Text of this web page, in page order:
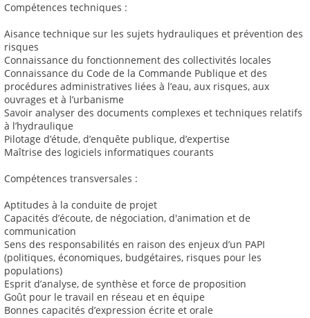
Compétences techniques :
Aisance technique sur les sujets hydrauliques et prévention des
risques
Connaissance du fonctionnement des collectivités locales
Connaissance du Code de la Commande Publique et des
procédures administratives liées à l’eau, aux risques, aux
ouvrages et à l’urbanisme
Savoir analyser des documents complexes et techniques relatifs
à l’hydraulique
Pilotage d’étude, d’enquête publique, d’expertise
Maîtrise des logiciels informatiques courants
Compétences transversales :
Aptitudes à la conduite de projet
Capacités d’écoute, de négociation, d'animation et de
communication
Sens des responsabilités en raison des enjeux d’un PAPI
(politiques, économiques, budgétaires, risques pour les
populations)
Esprit d’analyse, de synthèse et force de proposition
Goût pour le travail en réseau et en équipe
Bonnes capacités d’expression écrite et orale